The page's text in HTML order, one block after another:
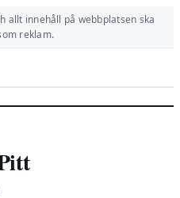
allt innehåll på webbplatsen ska
reklam.